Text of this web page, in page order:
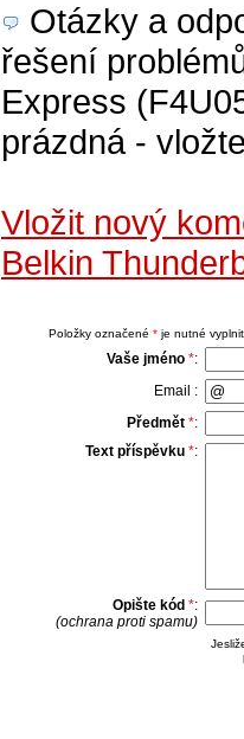
Otázky a
řešení
Express
prázdná -
Vložit nový
Belkin
Položky označené *je nutné
Vaše jméno *:
Email :
Předmět *:
Text příspěvku *:
Opište kód *:
(ochrana proti spamu)